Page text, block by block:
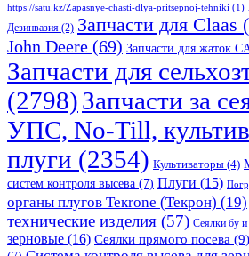
https://satu.kz/Zapasnye-chasti-dlya-pritsepnoj-tehniki (1)
Дезинвазия (2) Запчасти для Claas
John Deere (69) Запчасти для жаток
Запчасти для
(2798)Запчасти за
УПС, No-Till,
плуги (2354) Культиваторы (4)
систем контроля высева (7) Плуги (15)
органы плугов Текrоne (Текрон) (19)
технические изделия (57) Сеялки бу и
зерновые (16) Сеялки прямого посева (9)